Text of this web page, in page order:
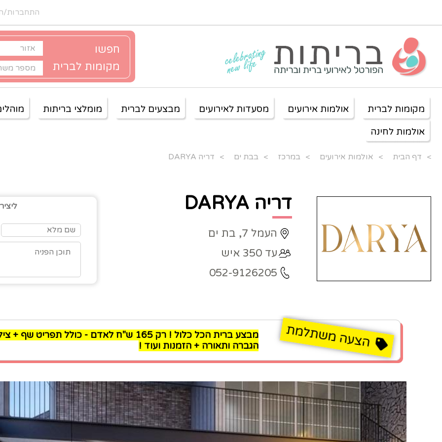
התחברות/
חפשו
מקומות לברית
מקומות לברית אולמות אירועים מסעדות לאירועים מבצעים לברית מומלצי בריתות
אולמות לחינה
> דף הבית > אולמות אירועים > במרכז > בבת ים > דריה DARYA
דריה DARYA
העמל 7, בת ים
עד 350 איש
052-9126205
מבצע ברית הכל כלול ! רק 165 ש"ח לאדם - כולל
הגברה ותאורה + הזמנות ועוד !